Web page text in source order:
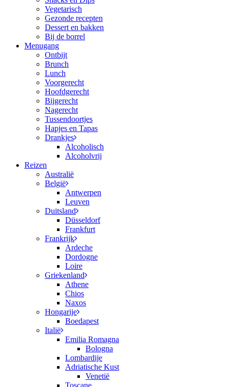
Vegetarisch
Gezonde recepten
Dessert en bakken
Bij de borrel
Menugang
Ontbijt
Brunch
Lunch
Voorgerecht
Hoofdgerecht
Bijgerecht
Nagerecht
Tussendoortjes
Hapjes en Tapas
Drankjes
Alcoholisch
Alcoholvrij
Reizen
Australië
België
Antwerpen
Leuven
Duitsland
Düsseldorf
Frankfurt
Frankrijk
Ardeche
Dordogne
Loire
Griekenland
Athene
Chios
Naxos
Hongarije
Boedapest
Italië
Emilia Romagna
Bologna
Lombardije
Adriatische Kust
Venetië
Toscane